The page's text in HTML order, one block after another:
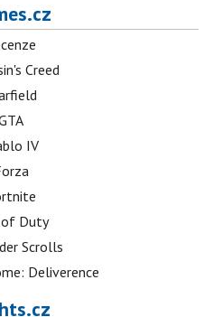
Creed
IV
Duty
Scrolls
Deliverence